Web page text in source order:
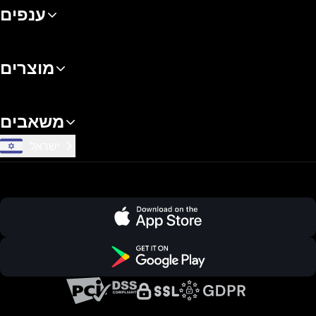
ענפים
מוצרים
משאבים